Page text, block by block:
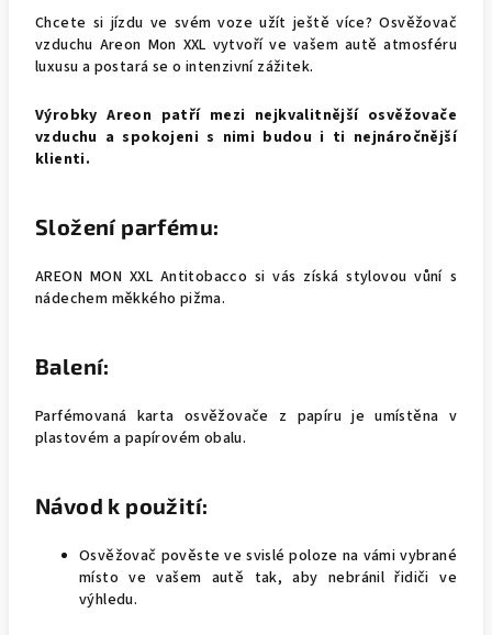
Chcete si jízdu ve svém voze užít ještě více? Osvěžovač
vzduchu Areon Mon XXL vytvoří ve vašem autě atmosféru
luxusu a postará se o intenzivní zážitek.
Výrobky Areon patří mezi nejkvalitnější osvěžovače
vzduchu a spokojeni s nimi budou i ti nejnáročnější
klienti.
Složení parfému:
AREON MON XXL Antitobacco si vás získá stylovou vůní s
nádechem měkkého pižma.
Balení:
Parfémovaná karta osvěžovače z papíru je umístěna v
plastovém a papírovém obalu.
Návod k použití:
Osvěžovač pověste ve svislé poloze na vámi vybrané
místo ve vašem autě tak, aby nebránil řidiči ve
výhledu.